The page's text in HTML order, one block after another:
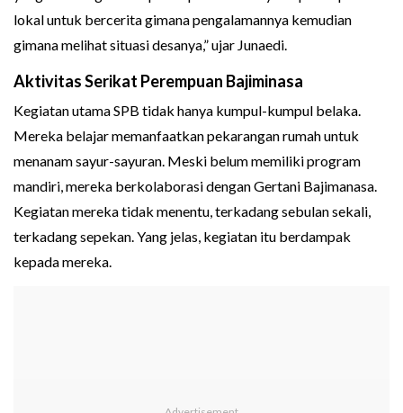
lokal untuk bercerita gimana pengalamannya kemudian
gimana melihat situasi desanya,” ujar Junaedi.
Aktivitas Serikat Perempuan Bajiminasa
Kegiatan utama SPB tidak hanya kumpul-kumpul belaka.
Mereka belajar memanfaatkan pekarangan rumah untuk
menanam sayur-sayuran. Meski belum memiliki program
mandiri, mereka berkolaborasi dengan Gertani Bajimanasa.
Kegiatan mereka tidak menentu, terkadang sebulan sekali,
terkadang sepekan. Yang jelas, kegiatan itu berdampak
kepada mereka.